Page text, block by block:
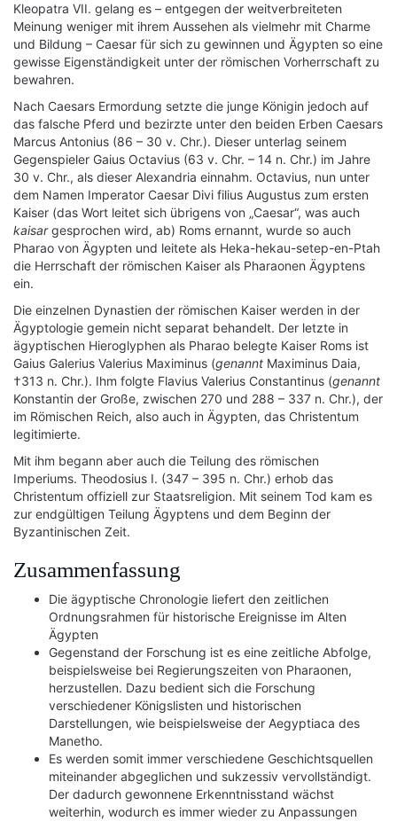
Kleopatra VII. gelang es – entgegen der weitverbreiteten
Meinung weniger mit ihrem Aussehen als vielmehr mit Charme
und Bildung – Caesar für sich zu gewinnen und Ägypten so eine
gewisse Eigenständigkeit unter der römischen Vorherrschaft zu
bewahren.
Nach Caesars Ermordung setzte die junge Königin jedoch auf
das falsche Pferd und bezirzte unter den beiden Erben Caesars
Marcus Antonius (86 – 30 v. Chr.). Dieser unterlag seinem
Gegenspieler Gaius Octavius (63 v. Chr. – 14 n. Chr.) im Jahre
30 v. Chr., als dieser Alexandria einnahm. Octavius, nun unter
dem Namen Imperator Caesar Divi filius Augustus zum ersten
Kaiser (das Wort leitet sich übrigens von „Caesar“, was auch
kaisargesprochen wird, ab) Roms ernannt, wurde so auch
Pharao von Ägypten und leitete als Heka-hekau-setep-en-Ptah
die Herrschaft der römischen Kaiser als Pharaonen Ägyptens
ein.
Die einzelnen Dynastien der römischen Kaiser werden in der
Ägyptologie gemein nicht separat behandelt. Der letzte in
ägyptischen Hieroglyphen als Pharao belegte Kaiser Roms ist
Gaius Galerius Valerius Maximinus (genannt Maximinus Daia,
†313 n. Chr.). Ihm folgte Flavius Valerius Constantinus (genannt
Konstantin der Große, zwischen 270 und 288 – 337 n. Chr.), der
im Römischen Reich, also auch in Ägypten, das Christentum
legitimierte.
Mit ihm begann aber auch die Teilung des römischen
Imperiums. Theodosius I. (347 – 395 n. Chr.) erhob das
Christentum offiziell zur Staatsreligion. Mit seinem Tod kam es
zur endgültigen Teilung Ägyptens und dem Beginn der
Byzantinischen Zeit.
Zusammenfassung
Die ägyptische Chronologie liefert den zeitlichen
Ordnungsrahmen für historische Ereignisse im Alten
Ägypten
Gegenstand der Forschung ist es eine zeitliche Abfolge,
beispielsweise bei Regierungszeiten von Pharaonen,
herzustellen. Dazu bedient sich die Forschung
verschiedener Königslisten und historischen
Darstellungen, wie beispielsweise der Aegyptiaca des
Manetho.
Es werden somit immer verschiedene Geschichtsquellen
miteinander abgeglichen und sukzessiv vervollständigt.
Der dadurch gewonnene Erkenntnisstand wächst
weiterhin, wodurch es immer wieder zu Anpassungen